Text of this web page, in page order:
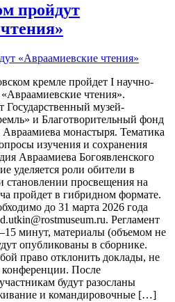
пройдут
кремле пройдет I научно-
чтения».
Государственный музей-
и Благотворительный фонд
монастыря. Тематика
изучения и сохранения
Авраамиева Богоявленского
уделяется роли обители в
становлении просвещения на
пройдет в гибридном формате.
до 31 марта 2026 года
Регламент
минут, материалы (объемом не
опубликованы в сборнике.
право отклонить доклады, не
конференции. После
будут разосланы
и командировочные […]